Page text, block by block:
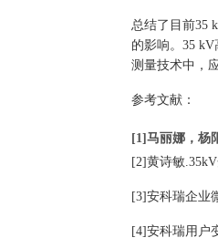
总结了目前35
的影响。35
测量技术中，
参考文献：
[1]马丽娜，杨
[2]黄诗敏
[3]安科瑞企业
[4]安科瑞用户